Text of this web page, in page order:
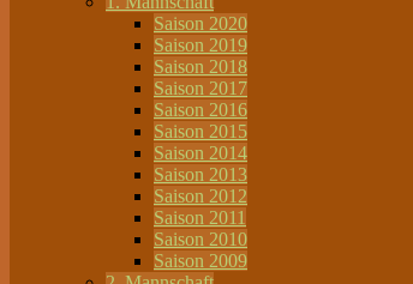
Saison 2020
Saison 2019
Saison 2018
Saison 2017
Saison 2016
Saison 2015
Saison 2014
Saison 2013
Saison 2012
Saison 2011
Saison 2010
Saison 2009